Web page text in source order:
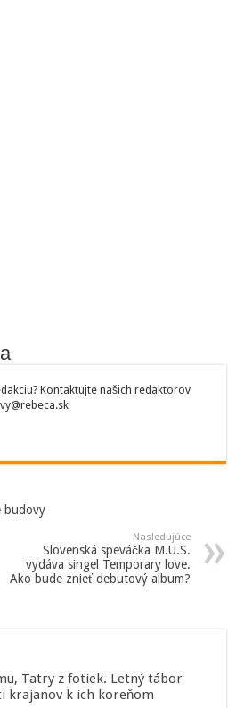
Kontaktujte našich redaktorov
budovy
Nasledujúce
Slovenská speváčka M.U.S.
vydáva singel Temporary love.
Ako bude znieť debutový album?
Tatry z fotiek. Letný tábor
krajanov k ich koreňom